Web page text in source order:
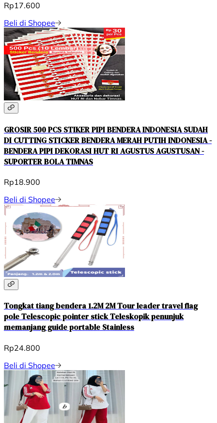
Rp17.600
Beli di Shopee
GROSIR 500 PCS STIKER PIPI BENDERA INDONESIA SUDAH
DI CUTTING STICKER BENDERA MERAH PUTIH INDONESIA -
BENDERA PIPI DEKORASI HUT RI AGUSTUS AGUSTUSAN -
SUPORTER BOLA TIMNAS
Rp18.900
Beli di Shopee
Tongkat tiang bendera 1.2M 2M Tour leader travel flag
pole Telescopic pointer stick Teleskopik penunjuk
memanjang guide portable Stainless
Rp24.800
Beli di Shopee